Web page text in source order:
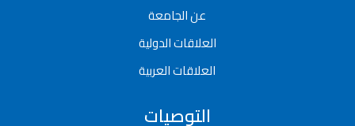
عن الجامعة
العلاقات الدولية
العلاقات العربية
التوصيات